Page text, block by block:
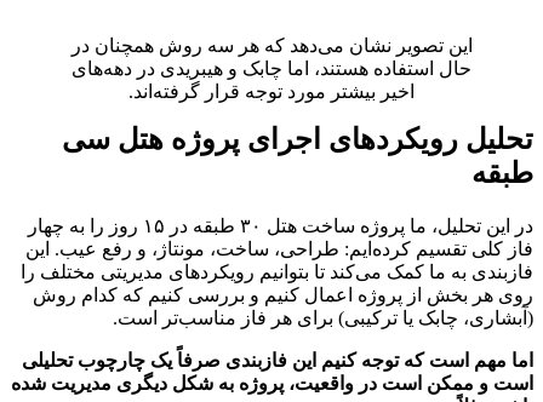
این تصویر نشان می‌دهد که هر سه روش همچنان در
حال استفاده هستند، اما چابک و هیبریدی در دهه‌های
اخیر بیشتر مورد توجه قرار گرفته‌اند.
تحلیل رویکردهای اجرای پروژه هتل سی
طبقه
در این تحلیل، ما پروژه ساخت هتل ۳۰ طبقه در ۱۵ روز را به چهار
فاز کلی تقسیم کرده‌ایم: طراحی، ساخت، مونتاژ، و رفع عیب. این
فازبندی به ما کمک می‌کند تا بتوانیم رویکردهای مدیریتی مختلف را
روی هر بخش از پروژه اعمال کنیم و بررسی کنیم که کدام روش
(آبشاری، چابک یا ترکیبی) برای هر فاز مناسب‌تر است.
اما مهم است که توجه کنیم این فازبندی صرفاً یک چارچوب تحلیلی
است و ممکن است در واقعیت، پروژه به شکل دیگری مدیریت شده